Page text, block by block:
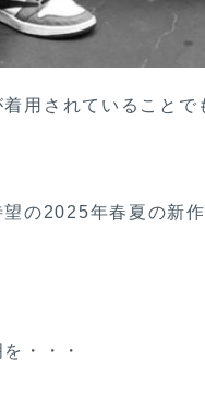
着用されていることで
の2025年春夏の新
・・・